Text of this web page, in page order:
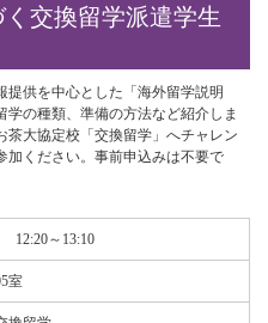
交換留学派遣学生
提供を中心とした「海外留学説明
の種類、準備の方法など紹介しま
大協定校「交換留学」へチャレン
加ください。事前申込みは不要で
12:20～13:10
室